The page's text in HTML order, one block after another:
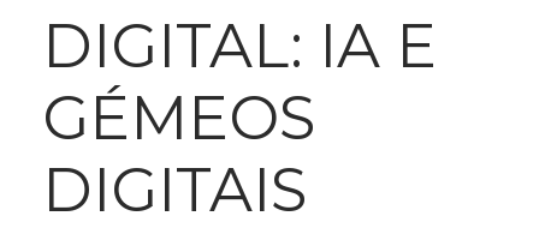
DIGITAL: IA E
GÉMEOS
DIGITAIS